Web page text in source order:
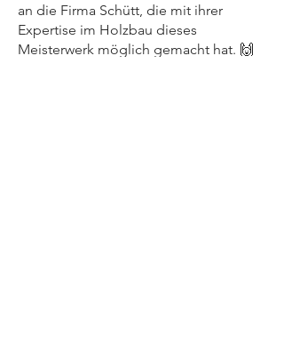
an die Firma Schütt, die mit ihrer
Expertise im Holzbau dieses
Meisterwerk möglich gemacht hat. 🙌